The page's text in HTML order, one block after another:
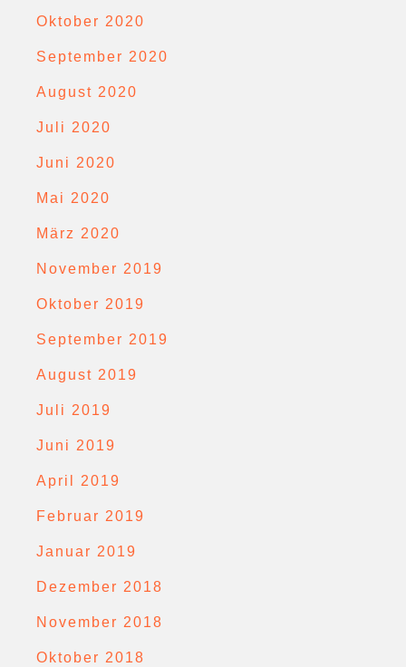
Oktober 2020
September 2020
August 2020
Juli 2020
Juni 2020
Mai 2020
März 2020
November 2019
Oktober 2019
September 2019
August 2019
Juli 2019
Juni 2019
April 2019
Februar 2019
Januar 2019
Dezember 2018
November 2018
Oktober 2018